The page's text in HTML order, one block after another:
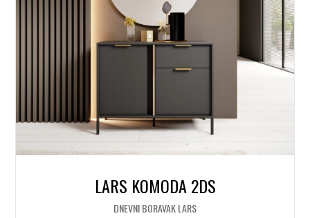
LARS KOMODA 2DS
DNEVNI BORAVAK LARS